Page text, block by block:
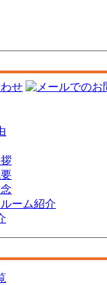
ーム紹介